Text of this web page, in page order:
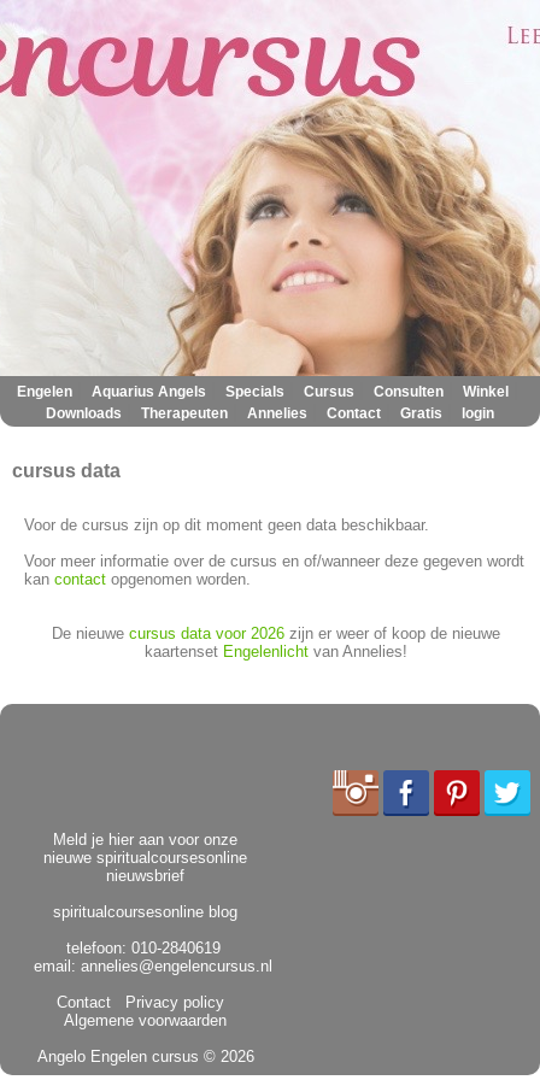
Engelen Aquarius Angels Specials Cursus Consulten Winkel
Downloads Therapeuten Annelies Contact Gratis login
cursus data
Voor de cursus zijn op dit moment geen data beschikbaar.
Voor meer informatie over de cursus en of/wanneer deze gegeven wordt
kan contact opgenomen worden.
De nieuwe cursus data voor 2026 zijn er weer of koop de nieuwe
kaartenset Engelenlicht van Annelies!
Meld je hier aan voor onze
nieuwe spiritualcoursesonline
nieuwsbrief
spiritualcoursesonline blog
telefoon: 010-2840619
email: annelies@engelencursus.nl
Contact
Privacy policy
Algemene voorwaarden
Angelo Engelen cursus © 2026